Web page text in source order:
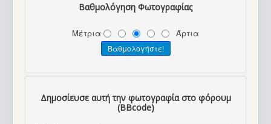
Βαθμολόγηση Φωτογραφίας
Μέτρια Άρτια
Δημοσίευσε αυτή την φωτογραφία στο φόρουμ
(BBcode)